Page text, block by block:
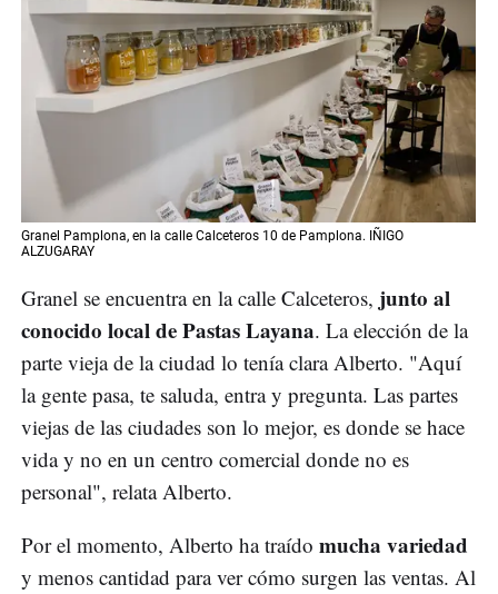
Granel Pamplona, en la calle Calceteros 10 de Pamplona. IÑIGO
ALZUGARAY
Granel se encuentra en la calle Calceteros, junto al
conocido local de Pastas Layana. La elección de la
parte vieja de la ciudad lo tenía clara Alberto. "Aquí
la gente pasa, te saluda, entra y pregunta. Las partes
viejas de las ciudades son lo mejor, es donde se hace
vida y no en un centro comercial donde no es
personal", relata Alberto.
Por el momento, Alberto ha traído mucha variedad
y menos cantidad para ver cómo surgen las ventas. Al